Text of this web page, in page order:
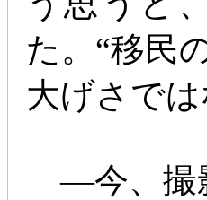
た。“移民
大げさでは
―今、撮